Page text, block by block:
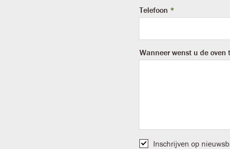
Telefoon
Wanneer wenst u de oven
Inschrijven op